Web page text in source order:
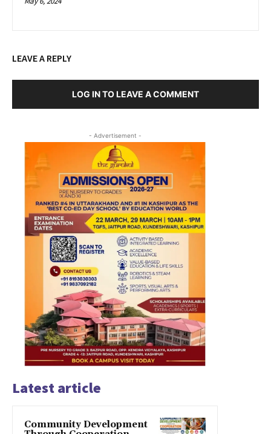
LEAVE A REPLY
LOG IN TO LEAVE A COMMENT
- Advertisement -
Latest article
Community Development